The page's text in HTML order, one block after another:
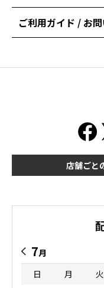
ご利用ガイド / お
店舗ごと
7月
日
月 火